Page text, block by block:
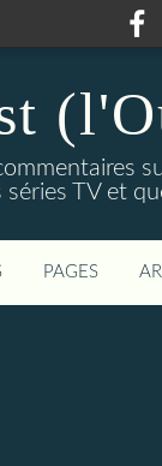
séries TV et
PAGES